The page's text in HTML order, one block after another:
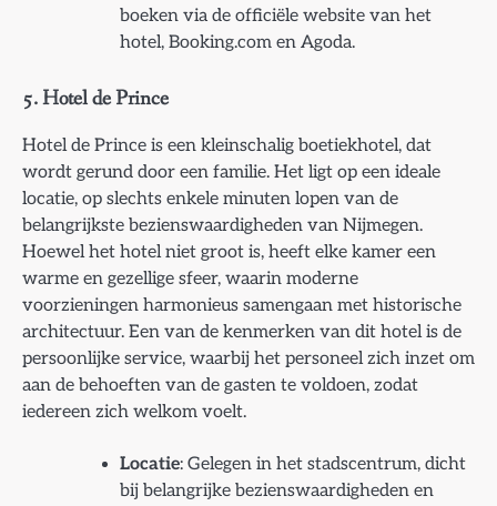
boeken via de officiële website van het
hotel, Booking.com en Agoda.
5.Hotel de Prince
Hotel de Prince is een kleinschalig boetiekhotel, dat
wordt gerund door een familie. Het ligt op een ideale
locatie, op slechts enkele minuten lopen van de
belangrijkste bezienswaardigheden van Nijmegen.
Hoewel het hotel niet groot is, heeft elke kamer een
warme en gezellige sfeer, waarin moderne
voorzieningen harmonieus samengaan met historische
architectuur. Een van de kenmerken van dit hotel is de
persoonlijke service, waarbij het personeel zich inzet om
aan de behoeften van de gasten te voldoen, zodat
iedereen zich welkom voelt.
Locatie: Gelegen in het stadscentrum, dicht
bij belangrijke bezienswaardigheden en